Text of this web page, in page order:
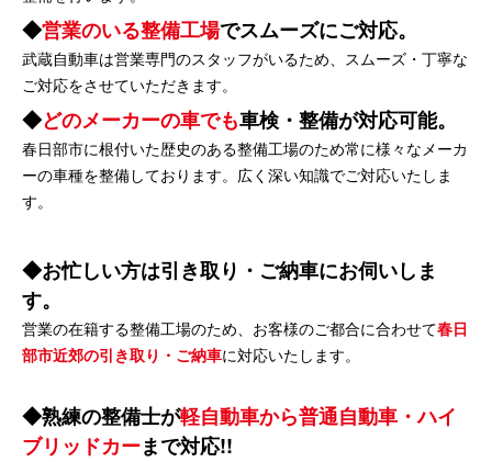
営業のいる整備工場でスムーズにご対応。
武蔵自動車は営業専門のスタッフがいるため、スムーズ・丁寧な
ご対応をさせていただきます。
どのメーカーの車でも車検・整備が対応可能。
春日部市に根付いた歴史のある整備工場のため常に様々なメーカ
ーの車種を整備しております。広く深い知識でご対応いたしま
す。
お忙しい方は引き取り・ご納車にお伺いしま
す。
営業の在籍する整備工場のため、お客様のご都合に合わせて春日
部市近郊の引き取り・ご納車に対応いたします。
熟練の整備士が軽自動車から普通自動車・ハイ
ブリッドカーまで対応!!